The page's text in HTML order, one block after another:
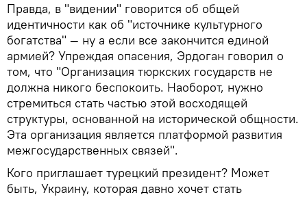
Правда, в "видении" говорится об общей
идентичности как об "источнике культурного
богатства" — ну а если все закончится единой
армией? Упреждая опасения, Эрдоган говорил о
том, что "Организация тюркских государств не
должна никого беспокоить. Наоборот, нужно
стремиться стать частью этой восходящей
структуры, основанной на исторической общности.
Эта организация является платформой развития
межгосударственных связей".
Кого приглашает турецкий президент? Может
быть, Украину, которая давно хочет стать